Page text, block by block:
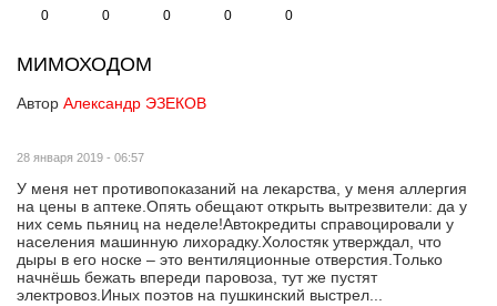
0 0 0 0 0
МИМОХОДОМ
Автор Александр ЭЗЕКОВ
28 января 2019 - 06:57
У меня нет противопоказаний на лекарства, у меня аллергия
на цены в аптеке.Опять обещают открыть вытрезвители: да у
них семь пьяниц на неделе!Автокредиты справоцировали у
населения машинную лихорадку.Холостяк утверждал, что
дыры в его носке – это вентиляционные отверстия.Только
начнёшь бежать впереди паровоза, тут же пустят
электровоз.Иных поэтов на пушкинский выстрел...